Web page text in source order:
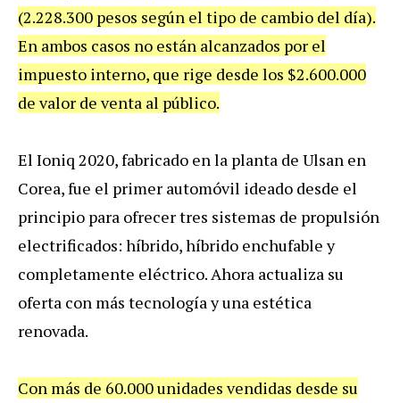
(2.228.300 pesos según el tipo de cambio del día).
En ambos casos no están alcanzados por el
impuesto interno, que rige desde los $2.600.000
de valor de venta al público.
El Ioniq 2020, fabricado en la planta de Ulsan en
Corea, fue el primer automóvil ideado desde el
principio para ofrecer tres sistemas de propulsión
electrificados: híbrido, híbrido enchufable y
completamente eléctrico. Ahora actualiza su
oferta con más tecnología y una estética
renovada.
Con más de 60.000 unidades vendidas desde su